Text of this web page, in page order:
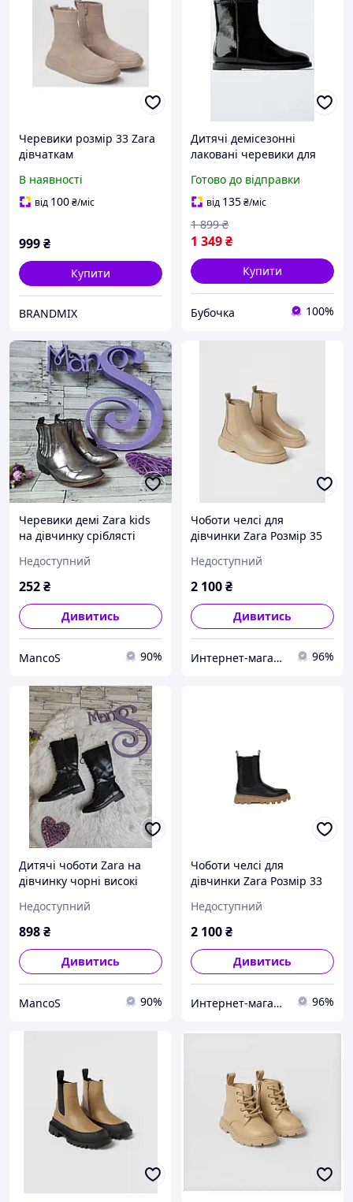
Черевики розмір 33 Zara
дівчаткам
В наявності
від 100₴/міс
999₴
Купити
BRANDMIX
Дитячі демісезонні
лаковані черевики для
(26021809G)
Готово до відправки
від 135₴/міс
1 349₴
1 899 ₴
Купити
Бубочка 100%
Черевики демі Zara kids
на дівчинку сріблясті
Недоступний
252₴
Дивитись
MancoS 90%
Чоботи челсі для
дівчинки Zara Розмір 35
Недоступний
2 100₴
Дивитись
Интернет-магазин "Kidi-Kids" 96%
Дитячі чоботи Zara на
дівчинку чорні високі
Розмір 32
Недоступний
898₴
Дивитись
MancoS 90%
Чоботи челсі для
дівчинки Zara Розмір 33
Недоступний
2 100₴
Дивитись
Интернет-магазин "Kidi-Kids" 96%